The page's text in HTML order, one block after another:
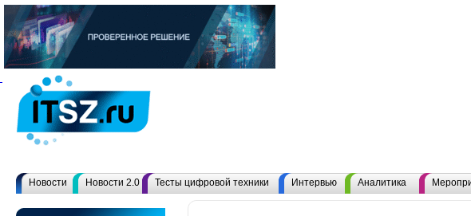
Новости Новости 2.0 Тесты цифровой техники Интервью Аналитика